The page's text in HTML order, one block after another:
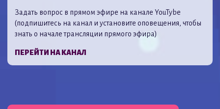
Задать вопрос в прямом эфире на канале YouTybe
(подпишитесь на канал и установите оповещения, чтобы
знать о начале трансляции прямого эфира)
ПЕРЕЙТИ НА КАНАЛ